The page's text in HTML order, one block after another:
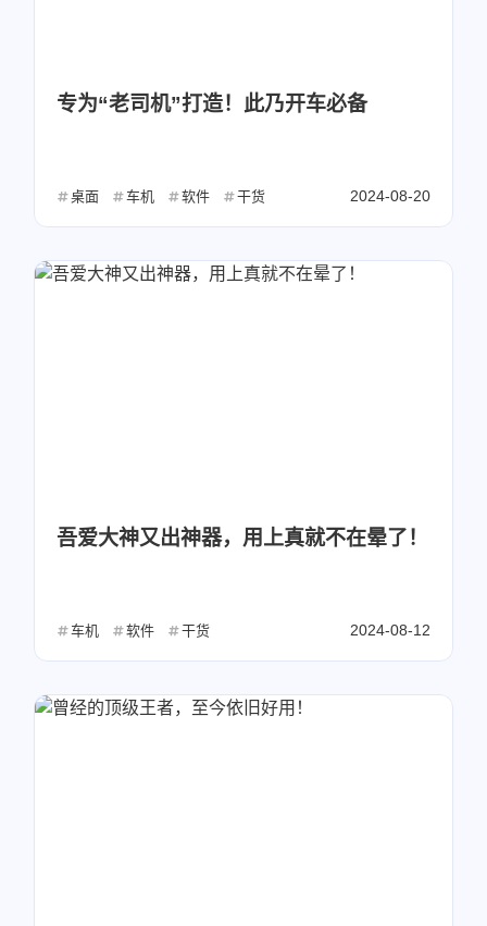
专为“老司机”打造！此乃开车必备
桌面 车机 软件 干货 2024-08-20
吾爱大神又出神器，用上真就不在晕了！
车机 软件 干货 2024-08-12